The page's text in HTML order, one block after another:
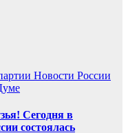
Новости России
Сегодня в
состоялась